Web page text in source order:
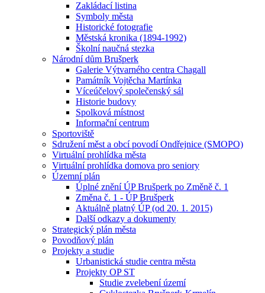
Zakládací listina
Symboly města
Historické fotografie
Městská kronika (1894-1992)
Školní naučná stezka
Národní dům Brušperk
Galerie Výtvarného centra Chagall
Památník Vojtěcha Martínka
Víceúčelový společenský sál
Historie budovy
Spolková místnost
Informační centrum
Sportoviště
Sdružení měst a obcí povodí Ondřejnice (SMOPO)
Virtuální prohlídka města
Virtuální prohlídka domova pro seniory
Územní plán
Úplné znění ÚP Brušperk po Změně č. 1
Změna č. 1 - ÚP Brušperk
Aktuálně platný ÚP (od 20. 1. 2015)
Další odkazy a dokumenty
Strategický plán města
Povodňový plán
Projekty a studie
Urbanistická studie centra města
Projekty OP ST
Studie zvelebení území